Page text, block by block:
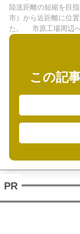
陸送距離の短縮を目
市）から近距離に位
た。 市原工場周辺へ
この記